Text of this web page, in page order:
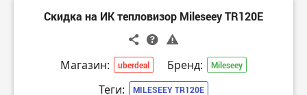
Скидка на ИК тепловизор Mileseey TR120E
Магазин: uberdeal Бренд: Mileseey
Теги: MILESEEY TR120E